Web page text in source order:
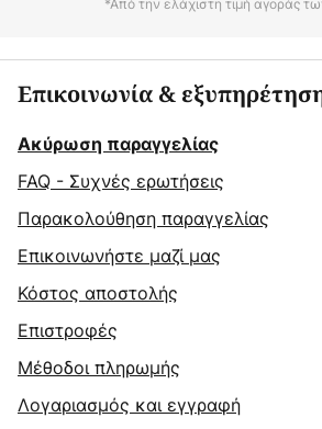
*Από την ελάχιστη τιμή αγοράς
Επικοινωνία &
Ακύρωση παραγγελίας
FAQ - Συχνές ερωτήσεις
Παρακολούθηση παραγγελίας
Επικοινωνήστε μαζί μας
Κόστος αποστολής
Επιστροφές
Μέθοδοι πληρωμής
Λογαριασμός και εγγραφή